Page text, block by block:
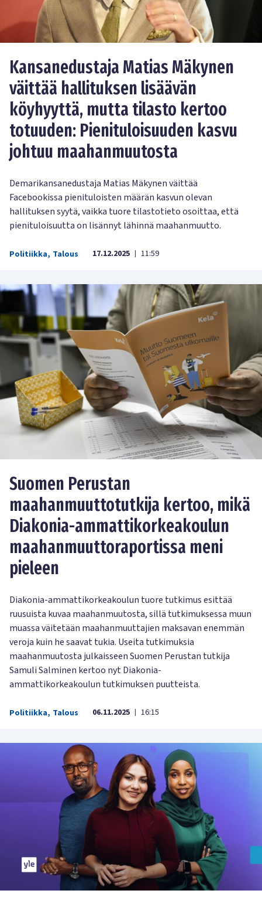
Kansanedustaja Matias Mäkynen
väittää hallituksen lisäävän
köyhyyttä, mutta tilasto kertoo
totuuden: Pienituloisuuden kasvu
johtuu maahanmuutosta
Demarikansanedustaja Matias Mäkynen väittää
Facebookissa pienituloisten määrän kasvun olevan
hallituksen syytä, vaikka tuore tilastotieto osoittaa, että
pienituloisuutta on lisännyt lähinnä maahanmuutto.
Politiikka, Talous 17.12.2025 | 11:59
Suomen Perustan
maahanmuuttotutkija kertoo, mikä
Diakonia-ammattikorkeakoulun
maahanmuuttoraportissa meni
pieleen
Diakonia-ammattikorkeakoulun tuore tutkimus esittää
ruusuista kuvaa maahanmuutosta, sillä tutkimuksessa muun
muassa väitetään maahanmuuttajien maksavan enemmän
veroja kuin he saavat tukia. Useita tutkimuksia
maahanmuutosta julkaisseen Suomen Perustan tutkija
Samuli Salminen kertoo nyt Diakonia-
ammattikorkeakoulun tutkimuksen puutteista.
Politiikka, Talous 06.11.2025 | 16:15